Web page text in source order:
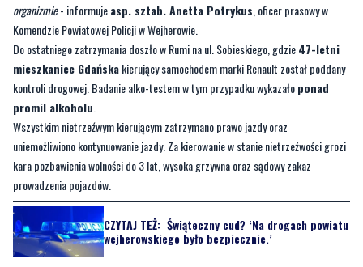
mieszkaniec Gdańskakierujący samochodem marki Renault został poddany
kontroli drogowej. Badanie alko-testem w tym przypadku wykazało
promil alkoholu.
Wszystkim nietrzeźwym kierującym zatrzymano prawo jazdy oraz
uniemożliwiono kontynuowanie jazdy. Za kierowanie w stanie nietrzeźwości grozi
kara pozbawienia wolności do 3 lat, wysoka grzywna oraz sądowy zakaz
prowadzenia pojazdów.
CZYTAJ TEŻ:Świąteczny cud? ‘Na drogach powiatu
wejherowskiego było bezpiecznie.’
Byliście świadkami zdarzenia w naszym regionie? Chcecie aby
nasza redakcja zajęła się jakimś tematem? Czekamy na Wasze
sygnały i informacje. Można kontaktować się z naszą redakcją za